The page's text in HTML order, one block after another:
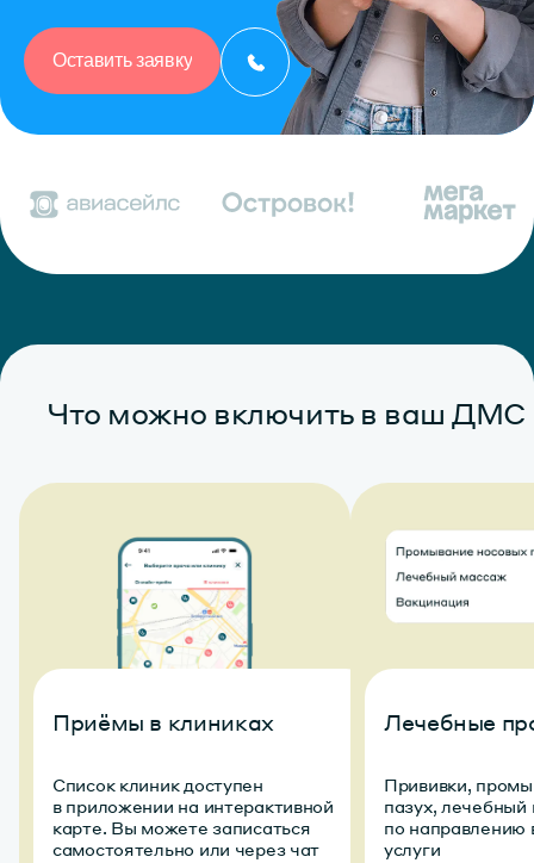
Оставить заявку
Что можно включить в ваш ДМС
Приёмы в клиниках
Cписок клиник доступен
в приложении на интерактивной
карте. Вы можете записаться
самостоятельно или через чат
Лечебные
Прививки,
пазух,
по направлению
услуги